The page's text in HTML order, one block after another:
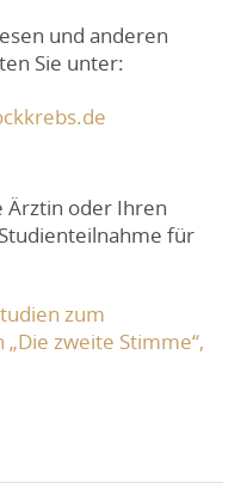
und anderen
Sie unter:
Ärztin oder Ihren
für
zum
„Die zweite Stimme“,